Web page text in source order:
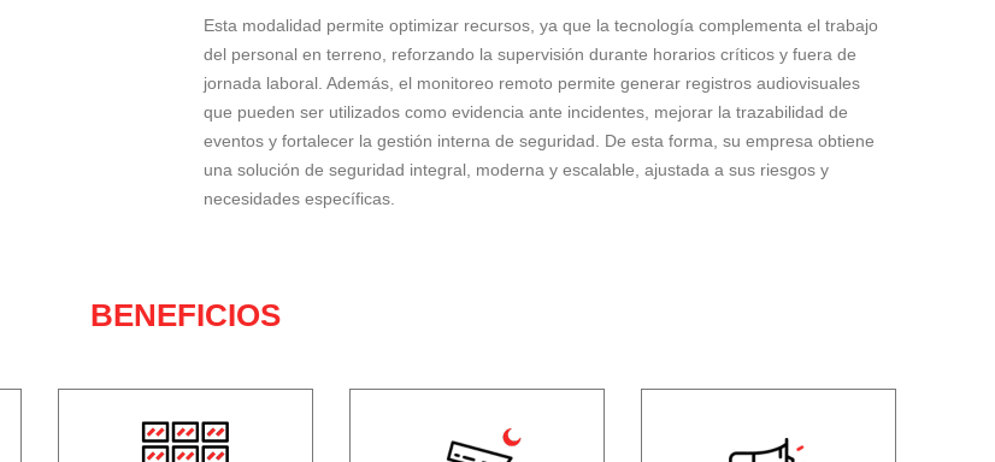
Esta modalidad permite optimizar recursos, ya que la tecnología complementa el trabajo
del personal en terreno, reforzando la supervisión durante horarios críticos y fuera de
jornada laboral. Además, el monitoreo remoto permite generar registros audiovisuales
que pueden ser utilizados como evidencia ante incidentes, mejorar la trazabilidad de
eventos y fortalecer la gestión interna de seguridad. De esta forma, su empresa obtiene
una solución de seguridad integral, moderna y escalable, ajustada a sus riesgos y
necesidades específicas.
BENEFICIOS